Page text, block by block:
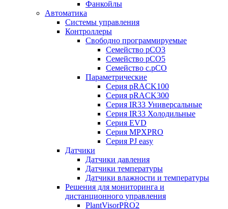
Фанкойлы
Автоматика
Системы управления
Контроллеры
Свободно программируемые
Семейство pCO3
Семейство pCO5
Семейство c.pCO
Параметрические
Серия pRACK100
Серия pRACK300
Серия IR33 Универсальные
Серия IR33 Холодильные
Серия EVD
Серия MPXPRO
Серия PJ easy
Датчики
Датчики давления
Датчики температуры
Датчики влажности и температуры
Решения для мониторинга и
дистанционного управления
PlantVisorPRO2